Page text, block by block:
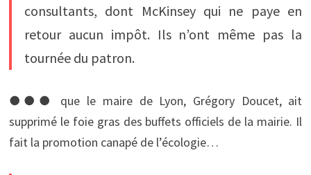
consultants, dont McKinsey qui ne paye en
retour aucun impôt. Ils n’ont même pas la
tournée du patron. 
●●● que le maire de Lyon, Grégory Doucet, ait
supprimé le foie gras des buffets officiels de la mairie. Il
fait la promotion canapé de l’écologie… 